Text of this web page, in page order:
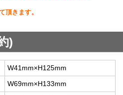
頂きます。
)
W41mm×H125mm
W69mm×H133mm